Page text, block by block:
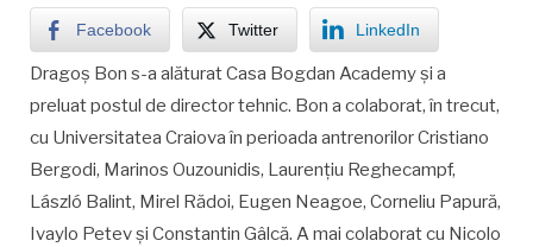
Facebook Twitter LinkedIn
Dragoș Bon s-a alăturat Casa Bogdan Academy și a
preluat postul de director tehnic. Bon a colaborat, în trecut,
cu Universitatea Craiova în perioada antrenorilor Cristiano
Bergodi, Marinos Ouzounidis, Laurențiu Reghecampf,
László Balint, Mirel Rădoi, Eugen Neagoe, Corneliu Papură,
Ivaylo Petev și Constantin Gâlcă. A mai colaborat cu Nicolo